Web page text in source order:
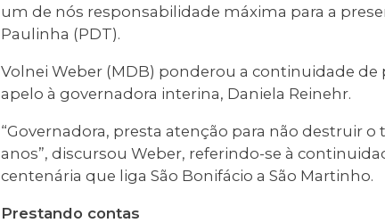
um de nós responsabilidade máxima para a
Paulinha (PDT).
Volnei Weber (MDB) ponderou a continuidade de
apelo à governadora interina, Daniela Reinehr.
“Governadora, presta atenção para não destruir
anos”, discursou Weber, referindo-se à
centenária que liga São Bonifácio a São Martinho.
Prestando contas